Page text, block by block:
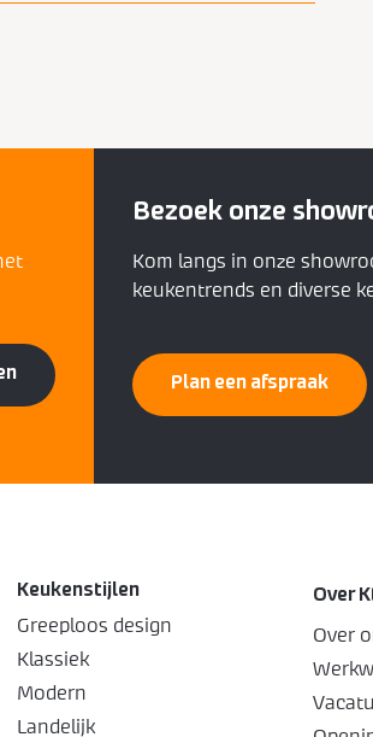
Bezoek onze
Kom langs in onze
keukentrends en diverse
Plan een afspraak
Keukenstijlen
Greeploos design
Klassiek
Modern
Landelijk
Over
Over